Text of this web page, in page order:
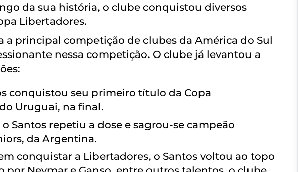
da sua história, o clube conquistou diversos
Libertadores.
a principal competição de clubes da América do Sul
nessa competição. O clube já levantou a
conquistou seu primeiro título da Copa
Uruguai, na final.
Santos repetiu a dose e sagrou-se campeão
da Argentina.
conquistar a Libertadores, o Santos voltou ao topo